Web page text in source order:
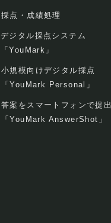
採点・成績処理
デジタル採点システム
「YouMark」
小規模向けデジタル採点
「YouMark Personal」
答案をスマートフォンで提出
「YouMark AnswerShot」